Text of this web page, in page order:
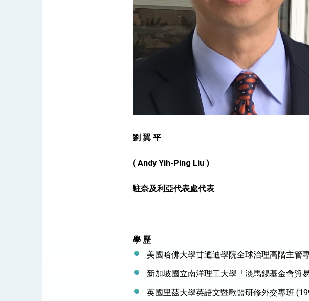
外交部長林佳龍午宴歡迎美國聯邦參議員蓋耶哥訪問團
外交部長林佳龍接見美國智庫「德國馬歇爾基金會」訪問團一行，
臺美經貿談判獲階段性成果 卓揆期勉爭取時間完成「臺美對等貿
卓揆：臺美關稅談判階段性結果有助臺灣取得有利戰略地位 全力
外交部與數位發展部攜手合作，整合台灣雄厚數位實力，達成固邦
外交部長林佳龍主持第35次「參與亞太經濟合作策略小組」跨部會
總統主持「守護民主台灣國安行動方案」記者會 強調以實力守
變局中 奮起的新臺灣 總統發表國慶演說
總統重要談話
外交部重要言論
我國政府將在美國亞利桑納州設立「駐鳳凰城辦事處」，進一步深
劉 翼 平
( Andy Yih-Ping Liu )
駐奈及利亞代表處代表
學 歷
美國哈佛大學甘迺迪學院全球治理高階主管
新加坡國立南洋理工大學「淡馬錫基金會貿
英國里茲大學英語文暨歐盟研修外交專班